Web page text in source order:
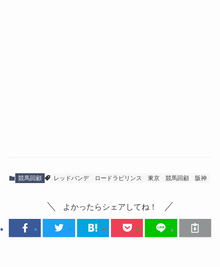
競馬回顧 レッドバンデ ロードラビリンス 東京 競馬回顧 阪神
よかったらシェアしてね！